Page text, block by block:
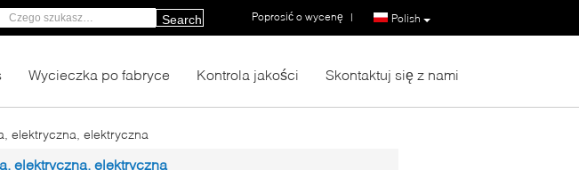
Polish
Poprosić o wycenę |
Search
Wycieczka po fabryce Kontrola jakości Skontaktuj się z nami
elektryczna, elektryczna
elektryczna, elektryczna